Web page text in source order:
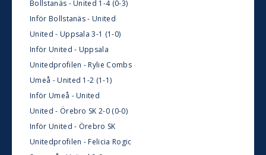
Bollstanäs - United 1-4 (0-3)
Inför Bollstanäs - United
United - Uppsala 3-1 (1-0)
Inför United - Uppsala
Unitedprofilen - Rylie Combs
Umeå - United 1-2 (1-1)
Inför Umeå - United
United - Örebro SK 2-0 (0-0)
Inför United - Örebro SK
Unitedprofilen - Felicia Rogic